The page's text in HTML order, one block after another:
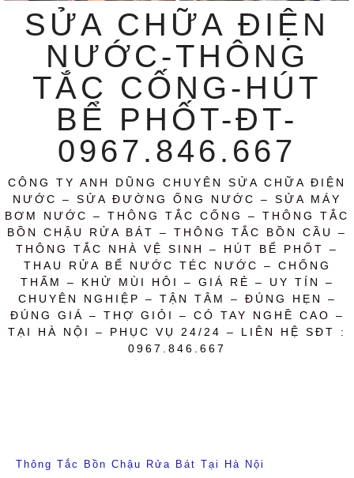
SỬA CHỮA ĐIỆN
NƯỚC-THÔNG
TẮC CỐNG-HÚT
BỂ PHỐT-ĐT-
0967.846.667
CÔNG TY ANH DŨNG CHUYÊN SỬA CHỮA ĐIỆN
NƯỚC – SỬA ĐƯỜNG ỐNG NƯỚC – SỬA MÁY
BƠM NƯỚC – THÔNG TẮC CỐNG – THÔNG TẮC
BỒN CHẬU RỬA BÁT – THÔNG TẮC BỒN CẦU –
THÔNG TẮC NHÀ VỆ SINH – HÚT BỂ PHỐT –
THAU RỬA BỂ NƯỚC TÉC NƯỚC – CHỐNG
THẤM – KHỬ MÙI HÔI – GIÁ RẺ – UY TÍN –
CHUYÊN NGHIỆP – TẬN TÂM – ĐÚNG HẸN –
ĐÚNG GIÁ – THỢ GIỎI – CÓ TAY NGHỀ CAO –
TẠI HÀ NỘI – PHỤC VỤ 24/24 – LIÊN HỆ SĐT :
0967.846.667
Thông Tắc Bồn Chậu Rửa Bát Tại Hà Nội